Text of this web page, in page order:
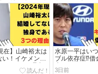
在】山崎裕太は
い！イケメンな
ある3つの理由
水原一平はい
ブル依存症⁉借
上か！
3日前